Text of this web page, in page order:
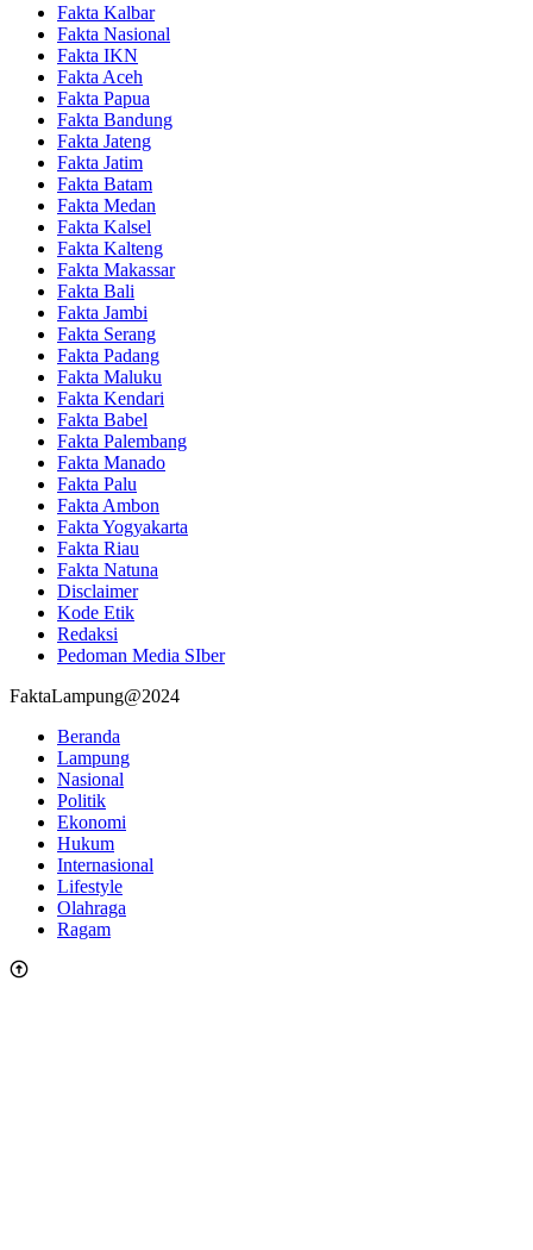
Fakta Kalbar
Fakta Nasional
Fakta IKN
Fakta Aceh
Fakta Papua
Fakta Bandung
Fakta Jateng
Fakta Jatim
Fakta Batam
Fakta Medan
Fakta Kalsel
Fakta Kalteng
Fakta Makassar
Fakta Bali
Fakta Jambi
Fakta Serang
Fakta Padang
Fakta Maluku
Fakta Kendari
Fakta Babel
Fakta Palembang
Fakta Manado
Fakta Palu
Fakta Ambon
Fakta Yogyakarta
Fakta Riau
Fakta Natuna
Disclaimer
Kode Etik
Redaksi
Pedoman Media SIber
FaktaLampung@2024
Beranda
Lampung
Nasional
Politik
Ekonomi
Hukum
Internasional
Lifestyle
Olahraga
Ragam